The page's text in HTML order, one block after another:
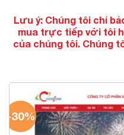
Lưu ý: Chúng tôi chỉ
mua trực tiếp với tôi
của chúng tôi. Chúng
-30%